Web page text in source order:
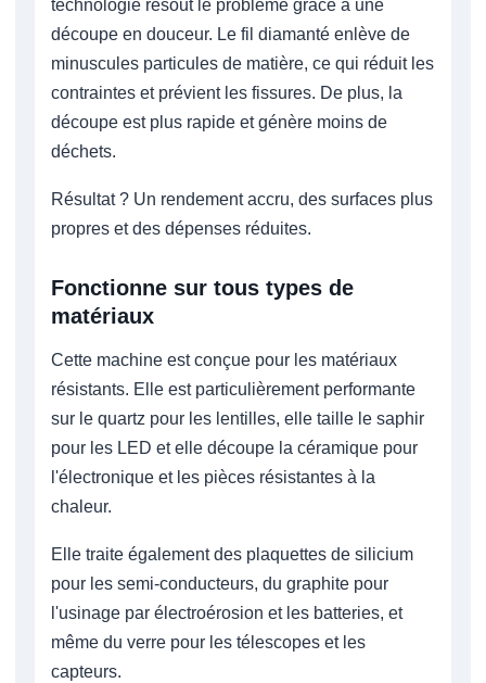
technologie résout le problème grâce à une
découpe en douceur. Le fil diamanté enlève de
minuscules particules de matière, ce qui réduit les
contraintes et prévient les fissures. De plus, la
découpe est plus rapide et génère moins de
déchets.
Résultat ? Un rendement accru, des surfaces plus
propres et des dépenses réduites.
Fonctionne sur tous types de
matériaux
Cette machine est conçue pour les matériaux
résistants. Elle est particulièrement performante
sur le quartz pour les lentilles, elle taille le saphir
pour les LED et elle découpe la céramique pour
l'électronique et les pièces résistantes à la
chaleur.
Elle traite également des plaquettes de silicium
pour les semi-conducteurs, du graphite pour
l'usinage par électroérosion et les batteries, et
même du verre pour les télescopes et les
capteurs.